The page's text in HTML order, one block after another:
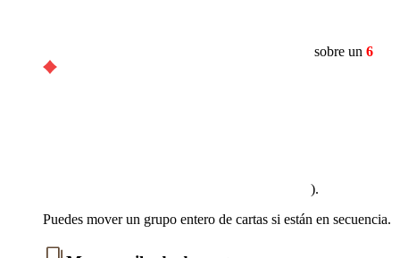
sobre un 6
).
Puedes mover un grupo entero de cartas si están en secuencia.